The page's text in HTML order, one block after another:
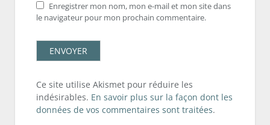
Enregistrer mon nom, mon e-mail et mon site dans
le navigateur pour mon prochain commentaire.
Ce site utilise Akismet pour réduire les
indésirables. En savoir plus sur la façon dont les
données de vos commentaires sont traitées.